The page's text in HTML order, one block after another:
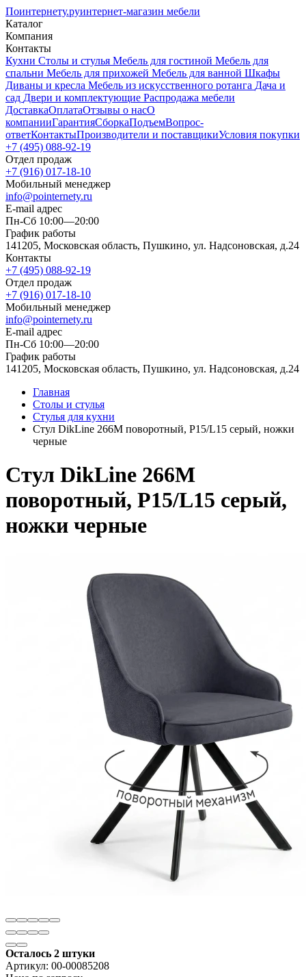
Поинтернету.руинтернет-магазин мебели
Каталог
Компания
Контакты
Кухни Столы и стулья Мебель для гостиной Мебель для
спальни Мебель для прихожей Мебель для ванной Шкафы
Диваны и кресла Мебель из искусственного ротанга Дача и
сад Двери и комплектующие Распродажа мебели
ДоставкаОплатаОтзывы о насО
компанииГарантияСборкаПодъемВопрос-
ответКонтактыПроизводители и поставщикиУсловия покупки
+7 (495) 088-92-19
Отдел продаж
+7 (916) 017-18-10
Мобильный менеджер
info@pointernety.ru
E-mail адрес
Пн-Сб 10:00—20:00
График работы
141205, Московская область, Пушкино, ул. Надсоновская, д.24
Контакты
+7 (495) 088-92-19
Отдел продаж
+7 (916) 017-18-10
Мобильный менеджер
info@pointernety.ru
E-mail адрес
Пн-Сб 10:00—20:00
График работы
141205, Московская область, Пушкино, ул. Надсоновская, д.24
Главная
Столы и стулья
Стулья для кухни
Стул DikLine 266M поворотный, P15/L15 серый, ножки
черные
Стул DikLine 266M
поворотный, P15/L15 серый,
ножки черные
Осталось 2 штуки
Артикул: 00-00085208